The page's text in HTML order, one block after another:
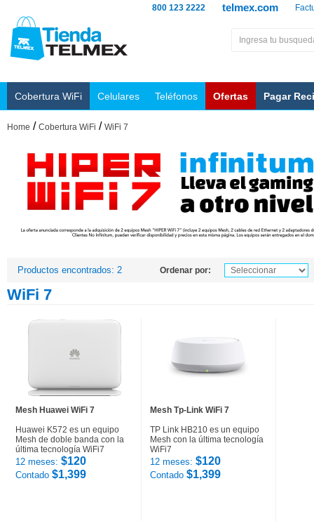
telmex.com
800 123 2222
Cobertura WiFi Celulares Teléfonos Ofertas Pagar
Home / Cobertura WiFi / WiFi 7
Productos encontrados: 2 Ordenar por:
WiFi 7
Mesh Huawei WiFi 7
Huawei K572 es un equipo
Mesh de doble banda con la
última tecnología WiFi7
12 meses: $120
Contado $1,399
Mesh Tp-Link WiFi 7
TP Link HB210 es un equipo
Mesh con la última tecnología
WiFi7
12 meses: $120
Contado $1,399